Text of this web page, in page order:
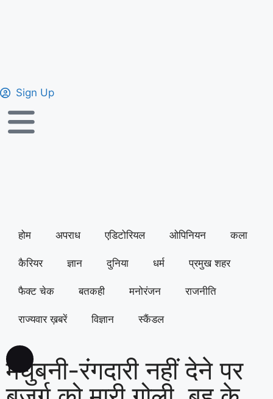
Sign Up
होम अपराध एडिटोरियल ओपिनियन कला
कैरियर ज्ञान दुनिया धर्म प्रमुख शहर
फैक्ट चेक बतकही मनोरंजन राजनीति
राज्यवार ख़बरें विज्ञान स्कैंडल
मधुबनी-रंगदारी नहीं देने पर